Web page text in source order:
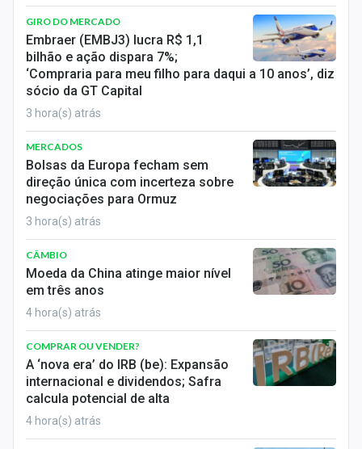
GIRO DO MERCADO
Embraer (EMBJ3) lucra R$ 1,1
bilhão e ação dispara 7%;
‘Compraria para meu filho para daqui a 10 anos’, diz
sócio da GT Capital
3 hora(s) atrás
MERCADOS
Bolsas da Europa fecham sem
direção única com incerteza sobre
negociações para Ormuz
3 hora(s) atrás
CÂMBIO
Moeda da China atinge maior nível
em três anos
4 hora(s) atrás
COMPRAR OU VENDER?
A ‘nova era’ do IRB (be): Expansão
internacional e dividendos; Safra
calcula potencial de alta
4 hora(s) atrás